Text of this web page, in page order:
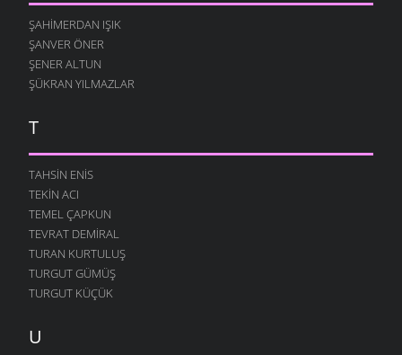
ŞAHIMERDAN IŞIK
ŞANVER ÖNER
ŞENER ALTUN
ŞÜKRAN YILMAZLAR
T
TAHSIN ENIS
TEKIN ACI
TEMEL ÇAPKUN
TEVRAT DEMIRAL
TURAN KURTULUŞ
TURGUT GÜMÜŞ
TURGUT KÜÇÜK
U